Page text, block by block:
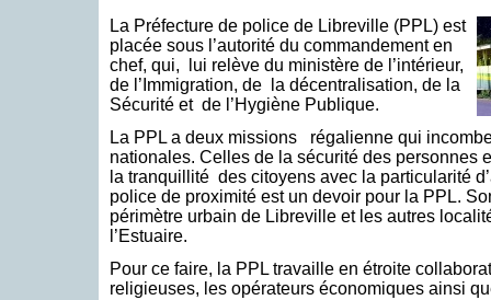
La Préfecture de police de Libreville (PPL) est
placée sous l’autorité du commandement en
chef, qui, lui relève du ministère de l’intérieur,
de l’Immigration, de la décentralisation, de la
Sécurité et de l’Hygiène Publique.
La PPL a deux missions régalienne qui
nationales. Celles de la sécurité des personnes
la tranquillité des citoyens avec la particularité
police de proximité est un devoir pour la PPL.
périmètre urbain de Libreville et les autres
l’Estuaire.
Pour ce faire, la PPL travaille en étroite
religieuses, les opérateurs économiques ainsi